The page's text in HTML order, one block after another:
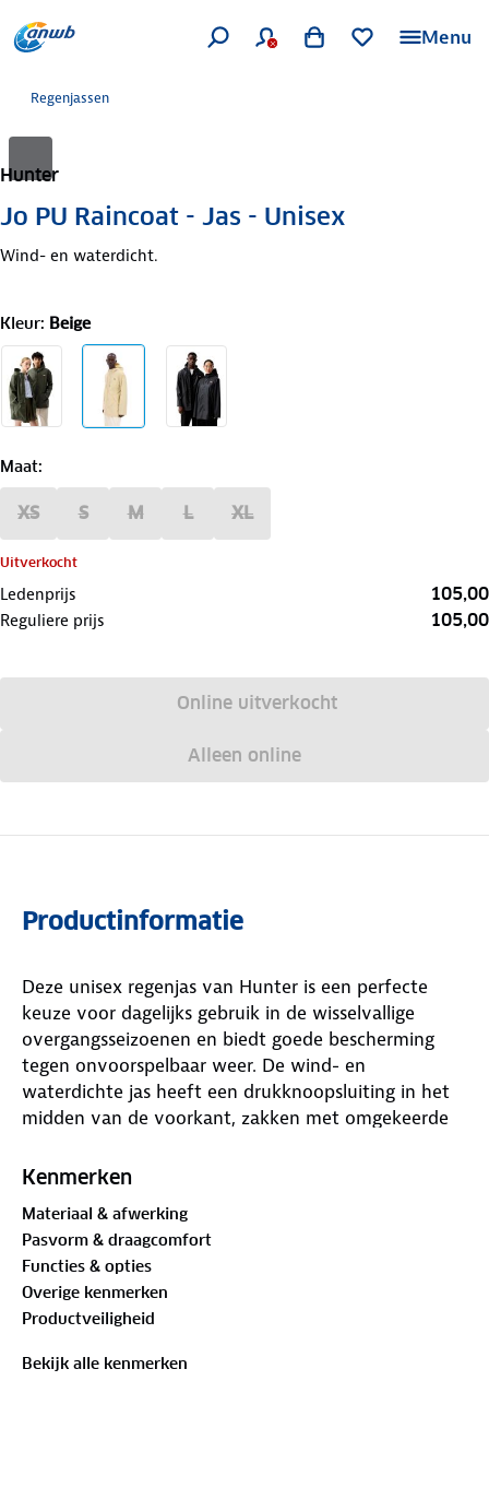
Menu
Regenjassen
Hunter
Jo PU Raincoat - Jas - Unisex
Wind- en waterdicht.
Kleur: Beige
Maat:
XS S M L XL
Uitverkocht
Ledenprijs 105,00
Reguliere prijs 105,00
Online uitverkocht
Alleen online
Productinformatie
Deze unisex regenjas van Hunter is een perfecte
keuze voor dagelijks gebruik in de wisselvallige
overgangsseizoenen en biedt goede bescherming
tegen onvoorspelbaar weer. De wind- en
waterdichte jas heeft een drukknoopsluiting in het
midden van de voorkant, zakken met omgekeerde
oogjes onder de armen is deze sneldrogende jas
temperaturen.
Kenmerken
Materiaal & afwerking
Pasvorm & draagcomfort
Functies & opties
Overige kenmerken
Productveiligheid
Bekijk alle kenmerken